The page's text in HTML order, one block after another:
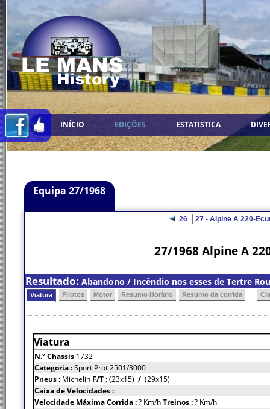
INÍCIO EDIÇÕES ESTATISTICA
Equipa 27/1968
26
27/1968 Alpine A
Resultado: Abandono / Incêndio nos esses de Tertre
Viatura Pilotos Motor Resumo Horário Resumo da corrida
Viatura
N.º Chassis 1732
Categoria :Sport Prot 2501/3000
Pneus : Michelin F/T :(23x15) / (29x15)
Caixa de Velocidades :
Velocidade Máxima Corrida :? Km/hTreinos :? Km/h